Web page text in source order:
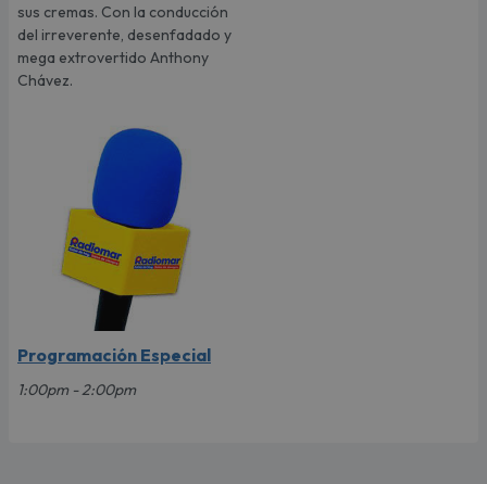
sus cremas. Con la conducción
del irreverente, desenfadado y
mega extrovertido Anthony
Chávez.
Programación Especial
1:00pm - 2:00pm